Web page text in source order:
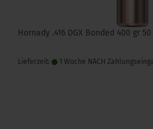
Hornady .416 DGX Bonded 400 gr
Lieferzeit: 1 Woche NACH